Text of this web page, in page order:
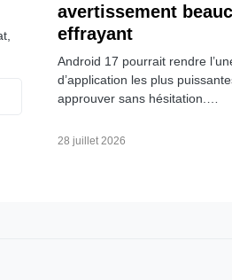
avertissement
effrayant
Android 17 pourrait rendre
d’application les plus
approuver sans hésitation.…
28 juillet 2026